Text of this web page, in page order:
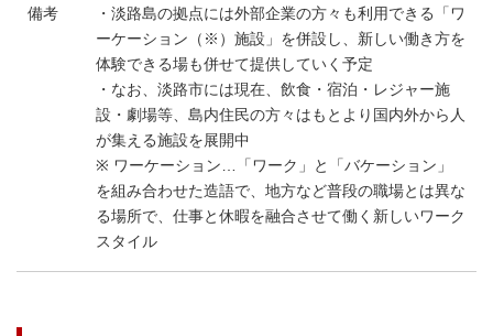
備考
・淡路島の拠点には外部企業の方々も利用できる「ワ
ーケーション（※）施設」を併設し、新しい働き方を
体験できる場も併せて提供していく予定
・なお、淡路市には現在、飲食・宿泊・レジャー施
設・劇場等、島内住民の方々はもとより国内外から人
が集える施設を展開中
※ ワーケーション…「ワーク」と「バケーション」
を組み合わせた造語で、地方など普段の職場とは異な
る場所で、仕事と休暇を融合させて働く新しいワーク
スタイル